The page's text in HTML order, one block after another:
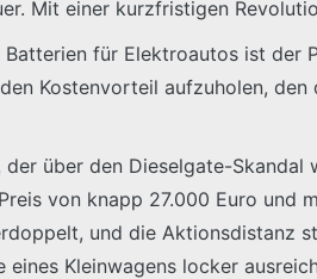
Mit einer kurzfristigen
für Elektroautos ist der
Kostenvorteil aufzuholen,
über den Dieselgate-Skandal
von knapp 27.000 Euro und
und die Aktionsdistanz
Kleinwagens locker